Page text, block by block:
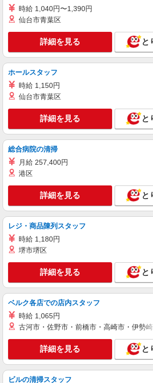
アルバイト パート
コンパスグループ・ジャパン株式会社 21679_p
調理補助【アルバイト・
時給1,130円以上 試用期間中 時給1,130円以上
(試用期間2ヶ月) 7：00〜10：00 時給1,300円以上
15：00〜18：45 時給1,400
場合、残業代を1分単位で
東精エンジニアリング
キープ
パート
コンパスグループ・ジャパン株式会社 39247_p
調理補助【アルバイト・
(試用期間2ヶ月) 残業が発生した場合、残業代を1
あずみ苑グランデ土浦
キープ 詳
アルバイト パート
コンパスグループ・ジャパン株式会社 21679_p
時給1,600円以上 試用期間中 時給1,600円以上
(試用期間2ヶ月) 残業が発生した場合、残業代を1
分単位で別途支給します。
東精エンジニアリング
浦市北神立町2-14）
キープ
アルバイト パート
コンパスグループ・ジャパン株式会社 20343_p
調理補助【アルバイト・
時給1,100円以上 試用期間中 時給1,100円以上
時給 1,040円〜1,390円
仙台市青葉区
詳細を見る と
ホールスタッフ
時給 1,150円
仙台市青葉区
詳細を見る と
総合病院の清掃
月給 257,400円
港区
詳細を見る と
レジ・商品陳列スタッフ
時給 1,180円
堺市堺区
詳細を見る と
ベルク各店での店内スタッフ
時給 1,065円
古河市・佐野市・前橋市・高崎市・伊勢
詳細を見る と
ビルの清掃スタッフ